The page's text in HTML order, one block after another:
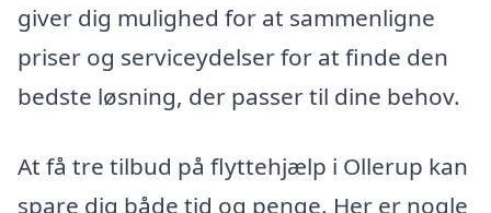
giver dig mulighed for at sammenligne
priser og serviceydelser for at finde den
bedste løsning, der passer til dine behov.
At få tre tilbud på flyttehjælp i Ollerup kan
spare dig både tid og penge. Her er nogle